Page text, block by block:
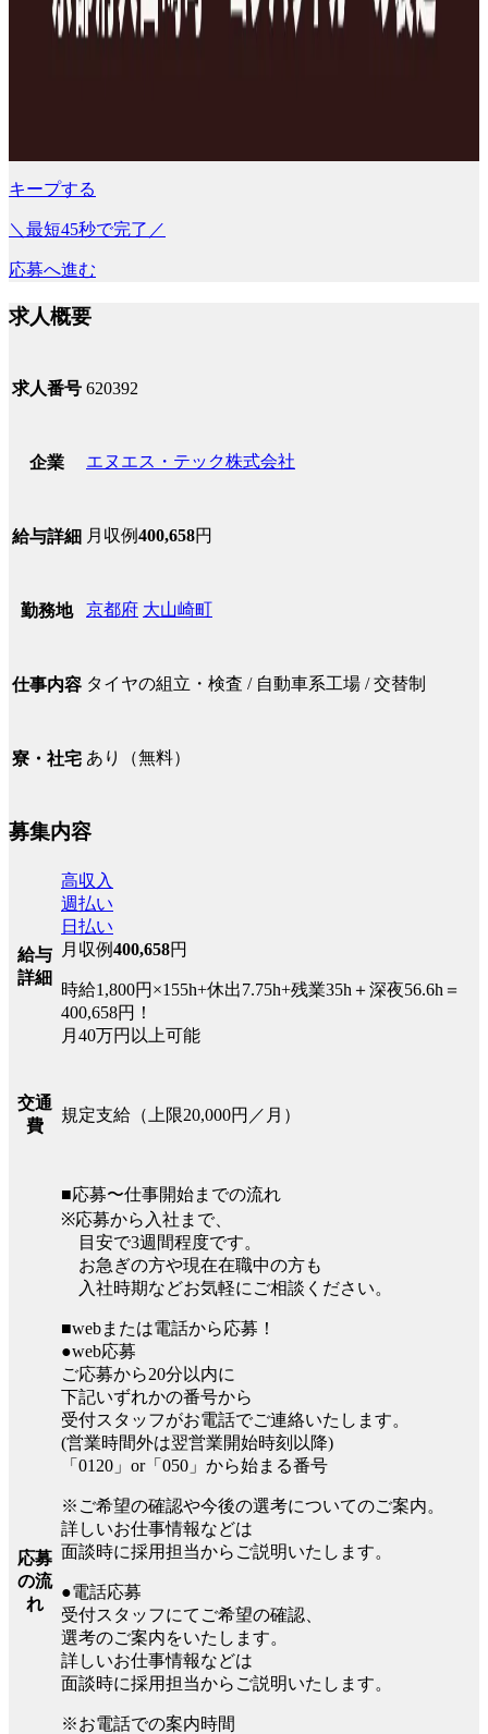
キープする
＼最短45秒で完了／
応募へ進む
求人概要
求人番号 620392
企業 エヌエス・テック株式会社
給与詳細 月収例400,658円
勤務地 京都府 大山崎町
仕事内容 タイヤの組立・検査 / 自動車系工場 / 交替制
寮・社宅 あり（無料）
募集内容
給与
詳細
高収入
週払い
日払い
月収例400,658円
時給1,800円×155h+休出7.75h+残業35h＋深夜56.6h＝
400,658円！
月40万円以上可能
交通
費
規定支給（上限20,000円／月）
応募
の流
れ
■応募〜仕事開始までの流れ
※応募から入社まで、
目安で3週間程度です。
お急ぎの方や現在在職中の方も
入社時期などお気軽にご相談ください。
■webまたは電話から応募！
●web応募
ご応募から20分以内に
下記いずれかの番号から
受付スタッフがお電話でご連絡いたします。
(営業時間外は翌営業開始時刻以降)
「0120」or「050」から始まる番号
※ご希望の確認や今後の選考についてのご案内。
詳しいお仕事情報などは
面談時に採用担当からご説明いたします。
●電話応募
受付スタッフにてご希望の確認、
選考のご案内をいたします。
詳しいお仕事情報などは
面談時に採用担当からご説明いたします。
※お電話での案内時間